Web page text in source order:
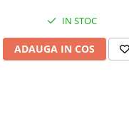
IN STOC
ADAUGA IN COS